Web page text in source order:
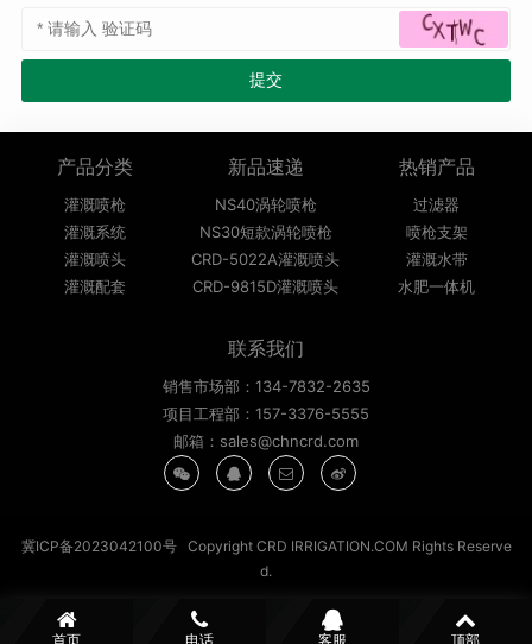
产品分类
灌溉喷枪
灌溉系统
灌溉喷头
灌溉配套
新品速递
NS40涡轮喷枪
NS30短款涡轮喷枪
CRD-5022A灌溉喷头
CRD-9815D灌溉喷头
热销产品
过滤器
喷枪支架
灌溉水带
水肥一体机
联系我们
销售市场部：134-7832-2635
项目工程部：157-3376-5555
邮箱：sales@chncrd.com
冀ICP备2023042100号Copyright CRD IRRIGATION.COM Rights Reserve
d.
首页 电话 客服 顶部